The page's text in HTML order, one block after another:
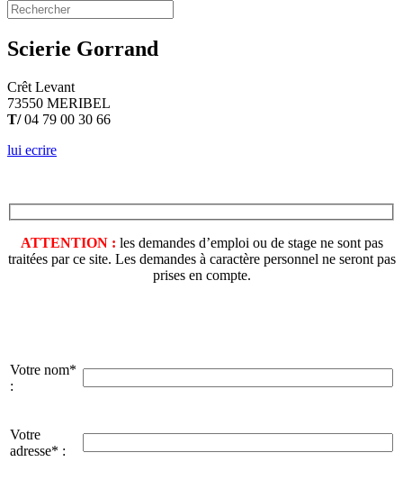
Scierie Gorrand
Crêt Levant
73550 MERIBEL
T/04 79 00 30 66
lui ecrire
ATTENTION : les demandes d’emploi ou de stage ne sont pas
traitées par ce site. Les demandes à caractère personnel ne seront pas
prises en compte.
Votre nom*
:
Votre
adresse* :